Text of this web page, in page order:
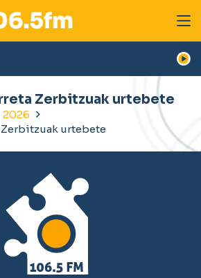
Zerbitzuak urtebete
2026
urtebete